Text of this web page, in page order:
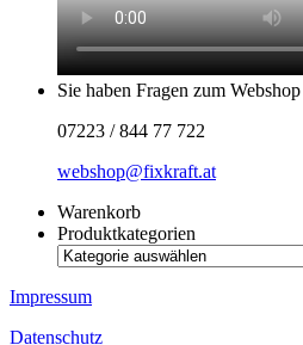
Sie haben Fragen zum
07223 / 844 77 722
webshop@fixkraft.at
Warenkorb
Produktkategorien
Impressum
Datenschutz